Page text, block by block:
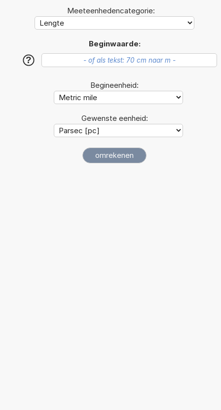
Meeteenhedencategorie:
Beginwaarde:
?
Begineenheid:
Gewenste eenheid: